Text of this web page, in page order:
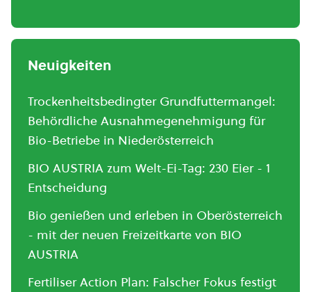
Neuigkeiten
Trockenheitsbedingter Grundfuttermangel:
Behördliche Ausnahmegenehmigung für
Bio-Betriebe in Niederösterreich
BIO AUSTRIA zum Welt-Ei-Tag: 230 Eier - 1
Entscheidung
Bio genießen und erleben in Oberösterreich
- mit der neuen Freizeitkarte von BIO
AUSTRIA
Fertiliser Action Plan: Falscher Fokus festigt